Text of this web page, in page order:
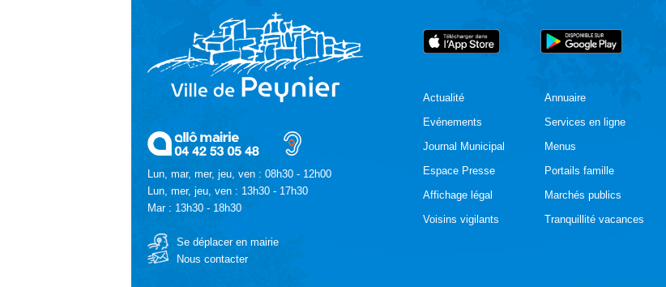
Lun, mar, mer, jeu, ven : 08h30 - 12h00
Lun, mer, jeu, ven : 13h30 - 17h30
Mar : 13h30 - 18h30
Se déplacer en mairie
Nous contacter
Actualité
Evénements
Journal Municipal
Espace Presse
Affichage légal
Voisins vigilants
Annuaire
Services en ligne
Menus
Portails famille
Marchés publics
Tranquillité vacances